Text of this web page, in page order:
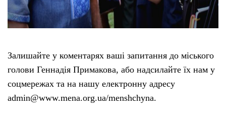
Залишайте у коментарях ваші запитання до міського
голови Геннадія Примакова, або надсилайте їх нам у
соцмережах та на нашу електронну адресу
admin@www.mena.org.ua/menshchyna.